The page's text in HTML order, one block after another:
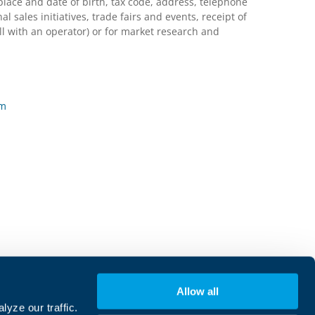
our traffic.
Allow all
sales initiatives, trade fairs and events, receipt of
with an operator) or for market research and